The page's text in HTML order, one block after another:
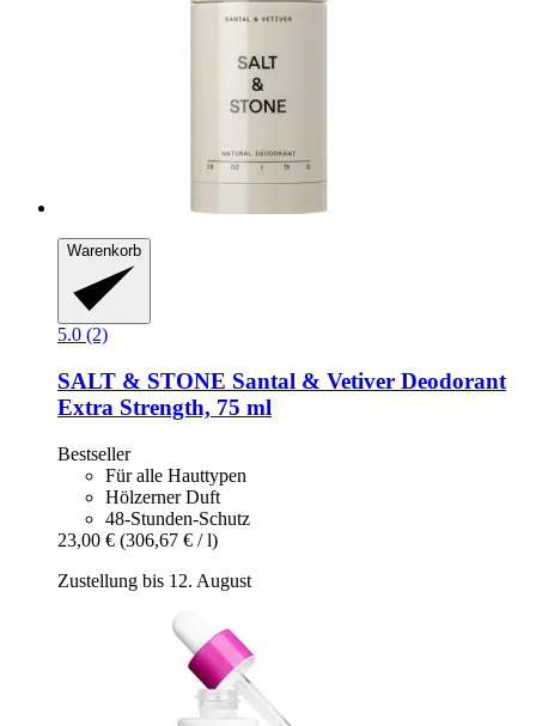
Warenkorb
5.0 (2)
SALT & STONE Santal & Vetiver Deodorant
Extra Strength, 75 ml
Bestseller
Für alle Hauttypen
Hölzerner Duft
48-Stunden-Schutz
23,00 € (306,67 € / l)
Zustellung bis 12. August